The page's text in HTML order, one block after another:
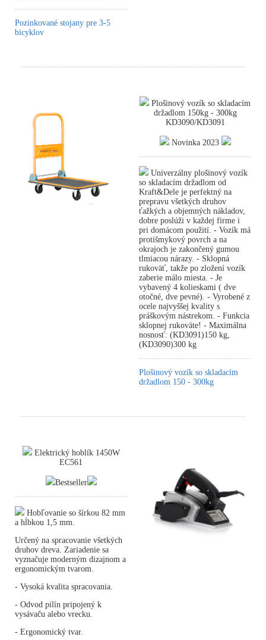
Pozinkované stojany pre 3-5
bicyklov
Plošinový vozík so skladacím
držadlom 150kg - 300kg
KD3090/KD3091
Novinka 2023
Univerzálny plošinový vozík
so skladacím držadlom od
Kraft&Dele je perfektný na
prepravu všetkých druhov
ťažkých a objemných nákladov,
dobre poslúži v každej firme i
pri domácom použití. - Vozík má
protišmykový povrch a na
okrajoch je zakončený gumou
tlmiacou nárazy. - Sklopná
rukoväť, takže po zložení vozík
zaberie málo miesta. - Je
vybavený 4 kolieskami ( dve
otočné, dve pevné). - Vyrobené z
ocele najvyššej kvality s
práškovým nástrekom. - Funkcia
sklopnej rukoväte! - Maximálna
nosnosť: (KD3091)150 kg,
(KD3090)300 kg
Plošinový vozík so skladacím
držadlom 150 - 300kg
Elektrický hoblík 1450W
EC561
Bestseller
Hobľovanie so šírkou 82 mm
a hĺbkou 1,5 mm.
Určený na spracovanie všetkých
druhov dreva. Zariadenie sa
vyznačuje moderným dizajnom a
ergonomickým tvarom.
- Vysoká kvalita spracovania.
- Odvod pilín pripojený k
vysávaču alebo vrecku.
- Ergonomický tvar.